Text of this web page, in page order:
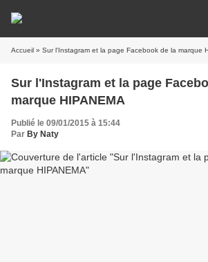
Accueil » Sur l'Instagram et la page Facebook de la marque
Sur l'Instagram et la page
marque HIPANEMA
Publié le 09/01/2015 à 15:44
Par By Naty